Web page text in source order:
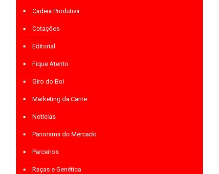
Cadeia Produtiva
Cotações
Editorial
Fique Atento
Giro do Boi
Marketing da Carne
Notícias
Panorama do Mercado
Parceiros
Raças e Genética